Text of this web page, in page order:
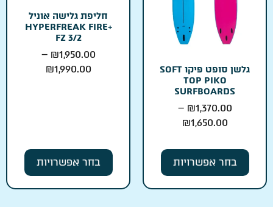
גלשן סופט פיקו SOFT
TOP PIKO
SURFBOARDS
₪1,370.00
–
₪1,650.00
בחר אפשרויות
חליפת גלישה אוניל
+HYPERFREAK FIRE
FZ 3/2
₪1,950.00
–
₪1,990.00
בחר אפשרויות